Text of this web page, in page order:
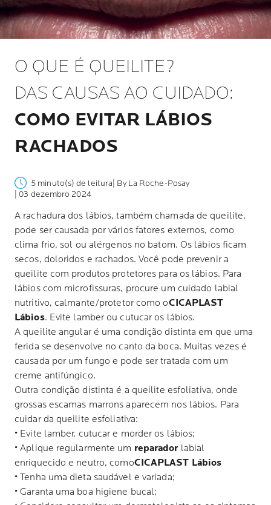
O QUE É QUEILITE?
DAS CAUSAS AO CUIDADO:
COMO EVITAR LÁBIOS
RACHADOS
5 minuto(s) de leitura | By La Roche-Posay
| 03 dezembro 2024
A rachadura dos lábios, também chamada de queilite,
pode ser causada por vários fatores externos, como
clima frio, sol ou alérgenos no batom. Os lábios ficam
secos, doloridos e rachados. Você pode prevenir a
queilite com produtos protetores para os lábios. Para
lábios com microfissuras, procure um cuidado labial
nutritivo, calmante/protetor como oCICAPLAST
Lábios. Evite lamber ou cutucar os lábios.
A queilite angular é uma condição distinta em que uma
ferida se desenvolve no canto da boca. Muitas vezes é
causada por um fungo e pode ser tratada com um
creme antifúngico.
Outra condição distinta é a queilite esfoliativa, onde
grossas escamas marrons aparecem nos lábios. Para
cuidar da queilite esfoliativa:
• Evite lamber, cutucar e morder os lábios;
• Aplique regularmente um reparador labial
enriquecido e neutro, comoCICAPLAST Lábios
• Tenha uma dieta saudável e variada;
• Garanta uma boa higiene bucal;